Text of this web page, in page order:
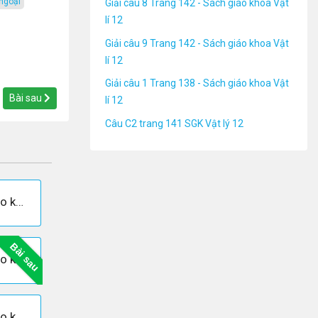
Bài sau
Giải câu 2 Trang 141 - Sách giáo khoa Vật lí 12
Bài sau
Giải câu 3 Trang 142 - Sách giáo khoa Vật lí 12
Giải câu 8 Trang 142 - Sách giáo khoa Vật
lí 12
Giải câu 9 Trang 142 - Sách giáo khoa Vật
lí 12
Giải câu 1 Trang 138 - Sách giáo khoa Vật
lí 12
Câu C2 trang 141 SGK Vật lý 12